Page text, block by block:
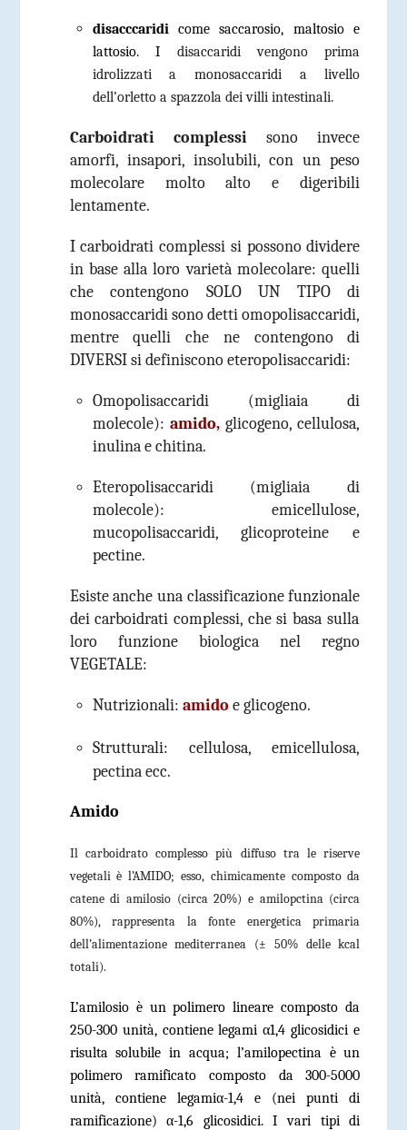
disacccaridicome saccarosio, maltosio e
lattosio. I disaccaridi vengono prima
idrolizzati a monosaccaridi a livello
dell’orletto a spazzola dei villi intestinali.
Carboidrati complessisono invece
amorfi, insapori, insolubili, con un peso
molecolare molto alto e digeribili
lentamente.
I carboidrati complessi si possono dividere
in base alla loro varietà molecolare: quelli
che contengono SOLO UN TIPO di
monosaccaridi sono dettiomopolisaccaridi,
mentre quelli che ne contengono di
DIVERSI si definisconoeteropolisaccaridi:
Omopolisaccaridi (migliaia di
molecole): amido,glicogeno, cellulosa,
inulina e chitina.
Eteropolisaccaridi (migliaia di
molecole): emicellulose,
mucopolisaccaridi, glicoproteine e
pectine.
Esiste anche una classificazionefunzionale
dei carboidrati complessi, che si basa sulla
loro funzione biologica nel regno
VEGETALE:
Nutrizionali: amido e glicogeno.
Strutturali: cellulosa, emicellulosa,
pectina ecc.
Amido
Il carboidrato complesso più diffuso tra le riserve
vegetali è l’AMIDO; esso, chimicamente composto da
catene di amilosio (circa 20%) e amilopctina (circa
80%), rappresenta la fonte energetica primaria
dell’alimentazione mediterranea (± 50% delle kcal
totali).
L’amilosio è un polimero lineare composto da
250-300 unità, contiene legami α1,4 glicosidici e
risulta solubile in acqua; l’amilopectina è un
polimero ramificato composto da 300-5000
unità, contiene legamiα-1,4 e (nei punti di
ramificazione) α-1,6 glicosidici. I vari tipi di